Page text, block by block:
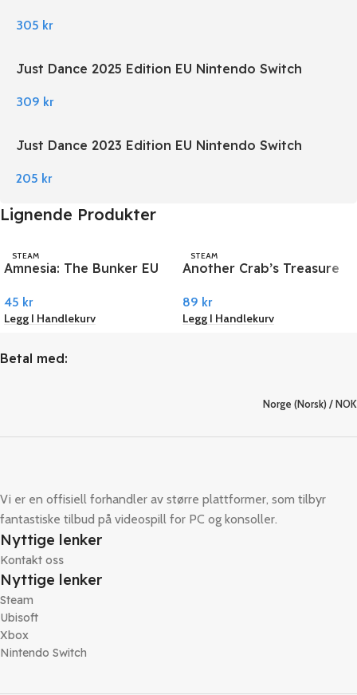
305 kr
Just Dance 2025 Edition EU Nintendo Switch
309 kr
Just Dance 2023 Edition EU Nintendo Switch
205 kr
Lignende Produkter
STEAM
Amnesia: The Bunker EU
45 kr
Legg I Handlekurv
STEAM
Another Crab’s Treasure
89 kr
Legg I Handlekurv
Betal med:
Norge (Norsk) / NOK
Vi er en offisiell forhandler av større plattformer, som tilbyr
fantastiske tilbud på videospill for PC og konsoller.
Nyttige lenker
Kontakt oss
Nyttige lenker
Steam
Ubisoft
Xbox
Nintendo Switch